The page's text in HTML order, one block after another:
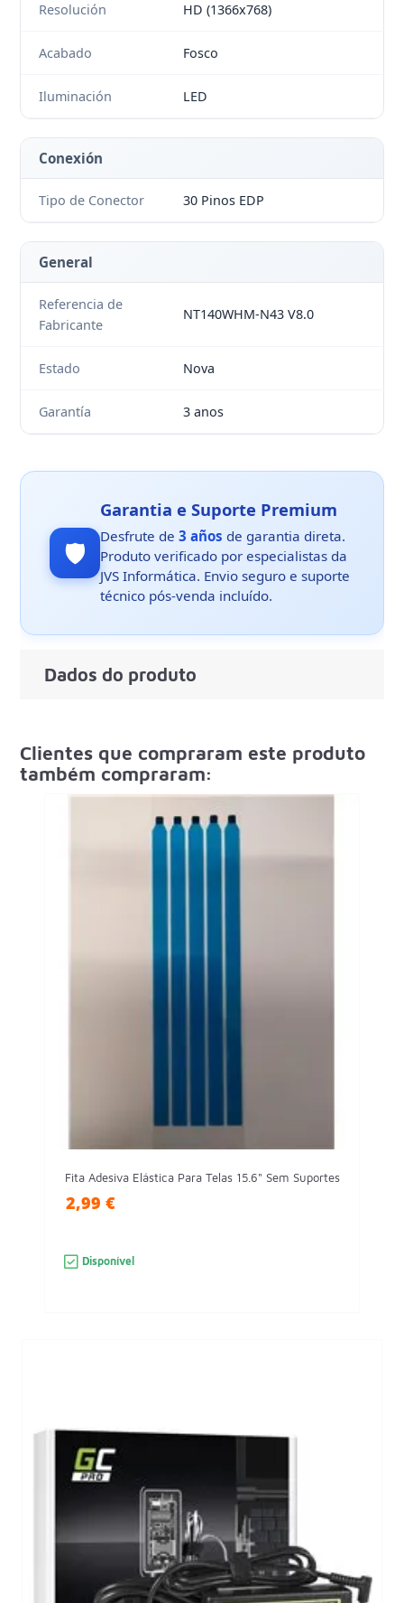
Resolución HD (1366x768)
Acabado Fosco
Iluminación LED
Conexión
Tipo de Conector 30 Pinos EDP
General
Referencia de
Fabricante
NT140WHM-N43 V8.0
Estado Nova
Garantía 3 anos
🛡️
Garantia e Suporte Premium
Desfrute de3 años de garantia direta.
Produto verificado por especialistas da
JVS Informática. Envio seguro e suporte
técnico pós-venda incluído.
Dados do produto
Clientes que compraram este produto
também compraram:
Fita Adesiva Elástica Para Telas 15.6" Sem Suportes
2,99 €
Disponível